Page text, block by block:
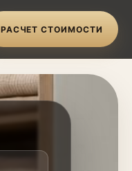
РАСЧЕТ СТОИМОСТИ